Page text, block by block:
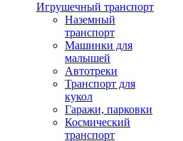
Игрушечный транспорт
Наземный
транспорт
Машинки для
малышей
Автотреки
Транспорт для
кукол
Гаражи, парковки
Космический
транспорт